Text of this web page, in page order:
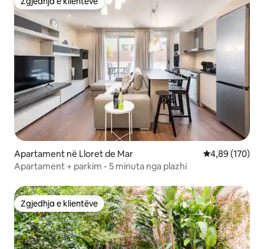
Zgjedhja e klientëve
Apartament në Lloret de Mar Vlerësimi
4,89 (170)
Apartament + parkim - 5 minuta nga plazhi
Zgjedhja e klientëve
Zgjedhja e klientëve